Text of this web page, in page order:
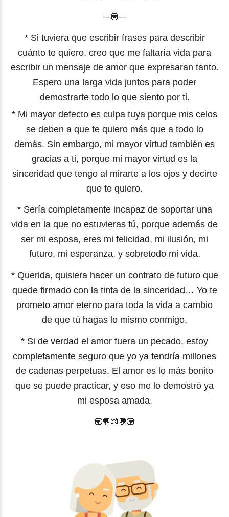
---💟---
* Si tuviera que escribir frases para describir
cuánto te quiero, creo que me faltaría vida para
escribir un mensaje de amor que expresaran tanto.
Espero una larga vida juntos para poder
demostrarte todo lo que siento por ti.
* Mi mayor defecto es culpa tuya porque mis celos
se deben a que te quiero más que a todo lo
demás. Sin embargo, mi mayor virtud también es
gracias a ti, porque mi mayor virtud es la
sinceridad que tengo al mirarte a los ojos y decirte
que te quiero.
* Sería completamente incapaz de soportar una
vida en la que no estuvieras tú, porque además de
ser mi esposa, eres mi felicidad, mi ilusión, mi
futuro, mi esperanza, y sobretodo mi vida.
* Querida, quisiera hacer un contrato de futuro que
quede firmado con la tinta de la sinceridad… Yo te
prometo amor eterno para toda la vida a cambio
de que tú hagas lo mismo conmigo.
* Si de verdad el amor fuera un pecado, estoy
completamente seguro que yo ya tendría millones
de cadenas perpetuas. El amor es lo más bonito
que se puede practicar, y eso me lo demostró ya
mi esposa amada.
💟💬💏💬💟